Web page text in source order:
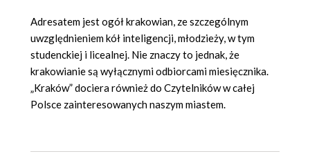
Adresatem jest ogół krakowian, ze szczególnym
uwzględnieniem kół inteligencji, młodzieży, w tym
studenckiej i licealnej. Nie znaczy to jednak, że
krakowianie są wyłącznymi odbiorcami miesięcznika.
„Kraków” dociera również do Czytelników w całej
Polsce zainteresowanych naszym miastem.